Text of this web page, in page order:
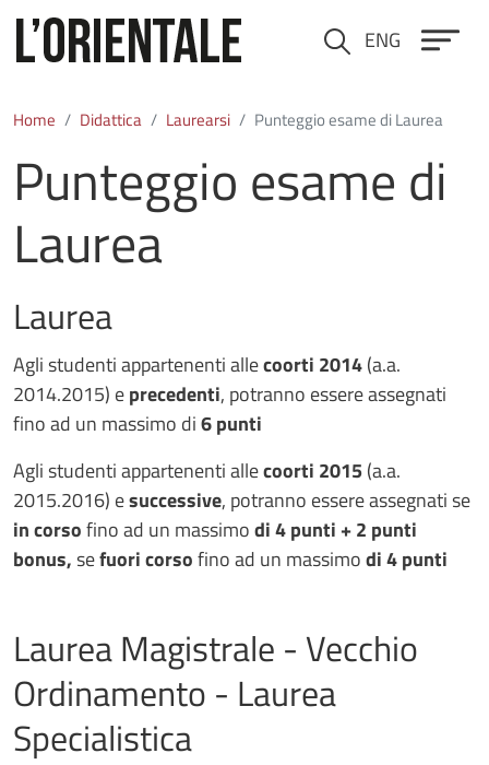
Cerca ENG
Home Didattica Laurearsi Punteggio esame di Laurea
Punteggio esame di
Laurea
Laurea
Agli studenti appartenenti allecoorti 2014(a.a.
2014.2015) eprecedenti, potranno essere assegnati
fino ad un massimo di6 punti
Agli studenti appartenenti allecoorti 2015(a.a.
2015.2016) esuccessive, potranno essere assegnati se
in corsofino ad un massimodi 4 punti + 2 punti
bonus,sefuori corsofino ad un massimodi 4 punti
Laurea Magistrale - Vecchio
Ordinamento - Laurea
Specialistica